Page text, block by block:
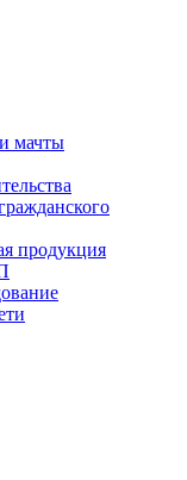
мачты
продукция